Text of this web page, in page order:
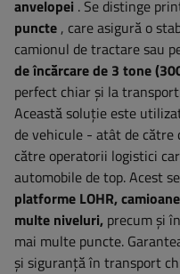
anvelopei . Se distinge
puncte , care asigură o
camionul de tractare sau
de încărcare de 3 tone
perfect chiar și la
Această soluție este
de vehicule - atât de
către operatorii logistici
automobile de top. Acest
platforme LOHR,
multe niveluri, precum și
mai multe puncte.
și siguranță în transport